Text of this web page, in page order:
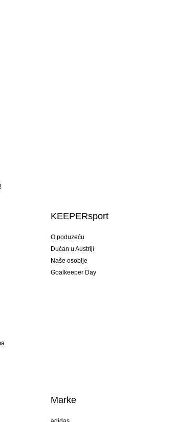
KEEPERsport
O poduzeću
Dućan u Austriji
Naše osoblje
Goalkeeper Day
Marke